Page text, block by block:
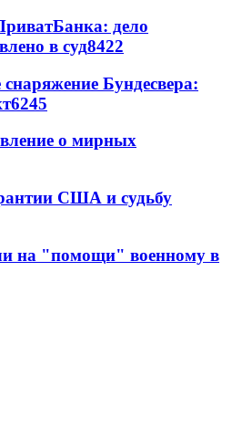
дело
в суд8422
Бундесвера:
6245
о мирных
США и судьбу
на "помощи" военному в